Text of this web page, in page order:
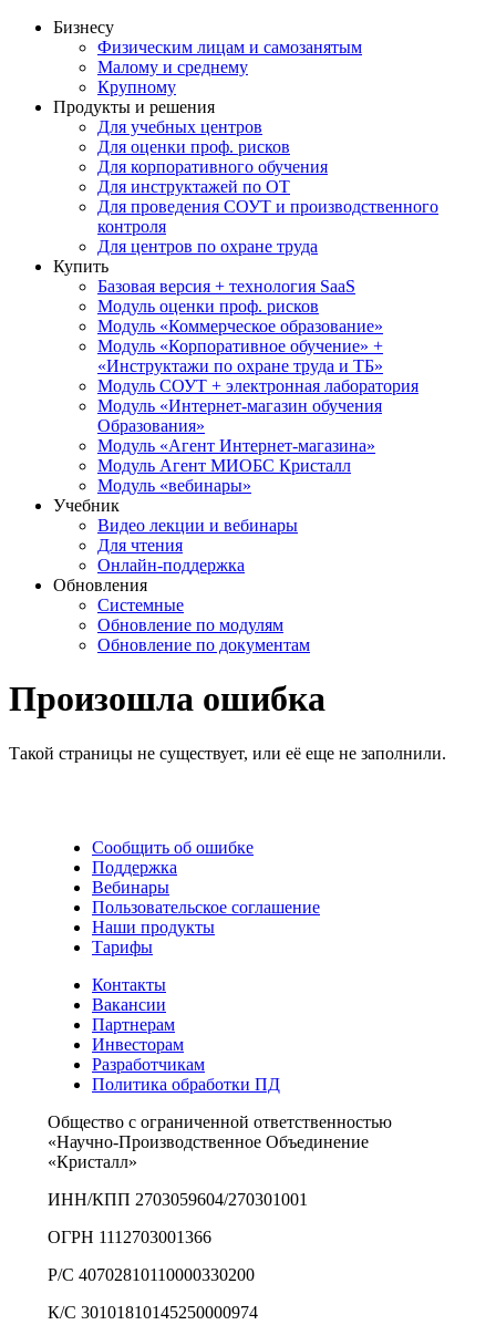
Бизнесу
Физическим лицам и самозанятым
Малому и среднему
Крупному
Продукты и решения
Для учебных центров
Для оценки проф. рисков
Для корпоративного обучения
Для инструктажей по ОТ
Для проведения СОУТ и производственного
контроля
Для центров по охране труда
Купить
Базовая версия + технология SaaS
Модуль оценки проф. рисков
Модуль «Коммерческое образование»
Модуль «Корпоративное обучение» +
«Инструктажи по охране труда и ТБ»
Модуль СОУТ + электронная лаборатория
Модуль «Интернет-магазин обучения
Образования»
Модуль «Агент Интернет-магазина»
Модуль Агент МИОБС Кристалл
Модуль «вебинары»
Учебник
Видео лекции и вебинары
Для чтения
Онлайн-поддержка
Обновления
Системные
Обновление по модулям
Обновление по документам
Произошла ошибка
Такой страницы не существует, или её еще не заполнили.
Сообщить об ошибке
Поддержка
Вебинары
Пользовательское соглашение
Наши продукты
Тарифы
Контакты
Вакансии
Партнерам
Инвесторам
Разработчикам
Политика обработки ПД
Общество с ограниченной ответственностью
«Научно-Производственное Объединение
«Кристалл»
ИНН/КПП 2703059604/270301001
ОГРН 1112703001366
Р/С 40702810110000330200
К/С 30101810145250000974